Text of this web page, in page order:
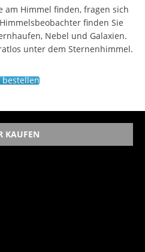
am Himmel finden, fragen sich
finden Sie
Nebel und Galaxien.
unter dem Sternenhimmel.
bestellen
KAUFEN